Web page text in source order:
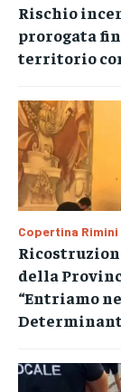
Rischio
prorogata
territorio
Copertina Rimini
della
“Entriamo